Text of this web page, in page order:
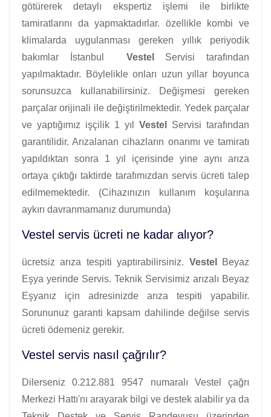
götürerek detaylı ekspertiz işlemi ile birlikte
tamiratlarını da yapmaktadırlar. özellikle kombi ve
klimalarda uygulanması gereken yıllık periyodik
bakımlar İstanbul Vestel
Servisi tarafından
yapılmaktadır. Böylelikle onları uzun yıllar boyunca
sorunsuzca kullanabilirsiniz. Değişmesi gereken
parçalar orijinali ile değiştirilmektedir. Yedek parçalar
ve yaptığımız işçilik 1 yıl Vestel
Servisi tarafından
garantilidir. Arızalanan cihazların onarımı ve tamiratı
yapıldıktan sonra 1 yıl içerisinde yine aynı arıza
ortaya çıktığı taktirde tarafımızdan servis ücreti talep
edilmemektedir. (Cihazınızın kullanım koşularına
aykırı davranmamanız durumunda)
Vestel servis ücreti ne kadar alıyor?
ücretsiz arıza tespiti yaptırabilirsiniz. Vestel
Beyaz
Eşya yerinde Servis. Teknik Servisimiz arızalı Beyaz
Eşyanız için adresinizde arıza tespiti yapabilir.
Sorununuz garanti kapsam dahilinde değilse servis
ücreti ödemeniz gerekir.
Vestel servis nasıl çağrılır?
Dilerseniz 0.212.881 9547 numaralı Vestel çağrı
Merkezi Hattı'nı arayarak bilgi ve destek alabilir ya da